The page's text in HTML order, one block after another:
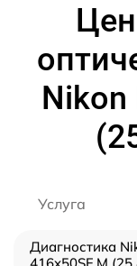
Nikon
Услуга
Диагностика
416x50SF M